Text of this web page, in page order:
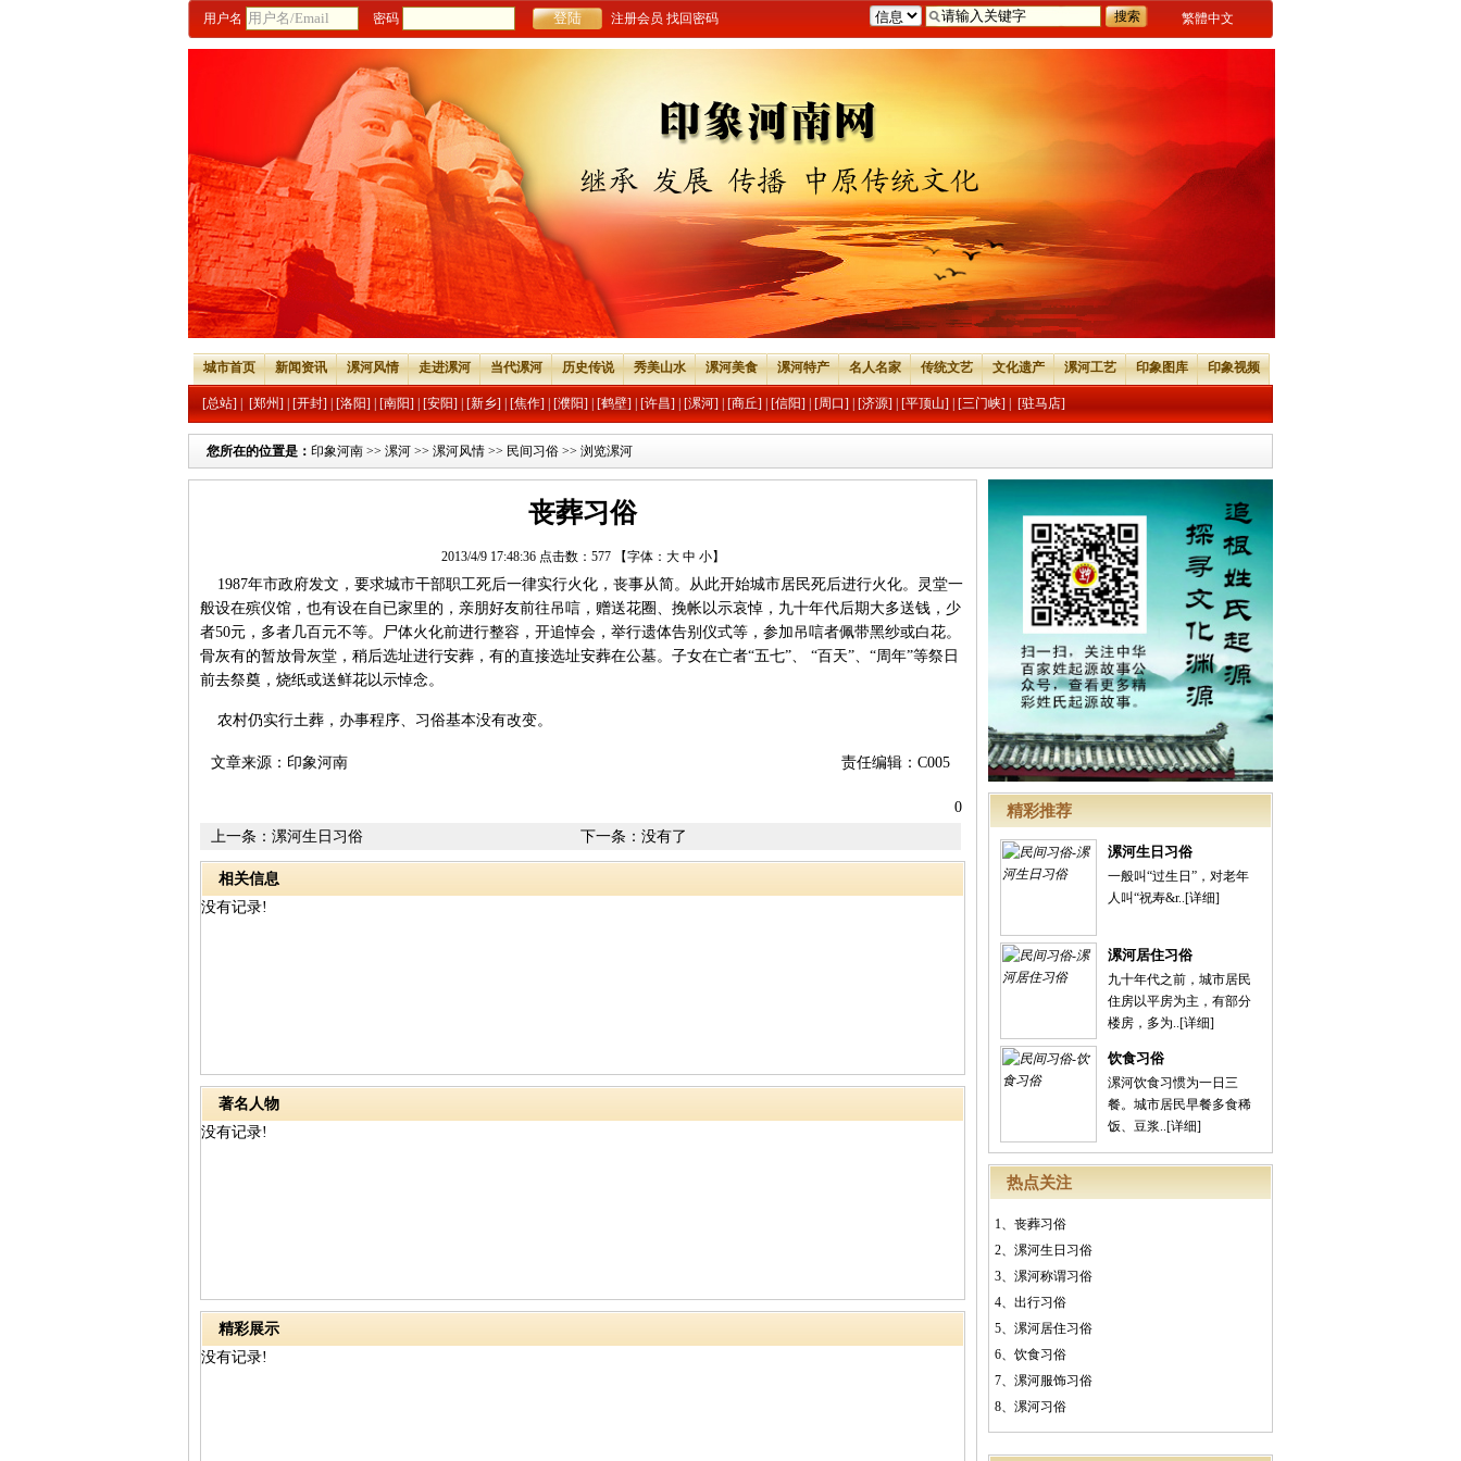
繁體中文
用户名 密码 注册会员 找回密码
城市首页 新闻资讯 漯河风情 走进漯河 当代漯河 历史传说 秀美山水 漯河美食 漯河特产 名人名家 传统文艺 文化遗产 漯河工艺 印象图库 印象视频
[总站] [郑州] [开封] [洛阳] [南阳] [安阳] [新乡] [焦作] [濮阳] [鹤壁] [许昌] [漯河] [商丘] [信阳] [周口] [济源] [平顶山] [三门峡] [驻马店]
您所在的位置是： 印象河南 >> 漯河 >> 漯河风情 >> 民间习俗 >> 浏览漯河
精彩推荐
漯河生日习俗
一般叫“过生日”，对老年
人叫“祝寿&r..[详细]
漯河居住习俗
九十年代之前，城市居民
住房以平房为主，有部分
楼房，多为..[详细]
饮食习俗
漯河饮食习惯为一日三
餐。城市居民早餐多食稀
饭、豆浆..[详细]
热点关注
1、 丧葬习俗
2、 漯河生日习俗
3、 漯河称谓习俗
4、 出行习俗
5、 漯河居住习俗
6、 饮食习俗
7、 漯河服饰习俗
8、 漯河习俗
丧葬习俗
2013/4/9 17:48:36 点击数： 577 【字体： 大 中 小】
1987年市政府发文，要求城市干部职工死后一律实行火化，丧事从简。从此开始城市居民死后进行火化。灵堂一
般设在殡仪馆，也有设在自已家里的，亲朋好友前往吊唁，赠送花圈、挽帐以示哀悼，九十年代后期大多送钱，少
者50元，多者几百元不等。尸体火化前进行整容，开追悼会，举行遗体告别仪式等，参加吊唁者佩带黑纱或白花。
骨灰有的暂放骨灰堂，稍后选址进行安葬，有的直接选址安葬在公墓。子女在亡者“五七”、 “百天”、“周年”等祭日
前去祭奠，烧纸或送鲜花以示悼念。
农村仍实行土葬，办事程序、习俗基本没有改变。
责任编辑：C005
文章来源：印象河南
0
下一条：没有了
上一条： 漯河生日习俗
相关信息
没有记录!
著名人物
没有记录!
精彩展示
没有记录!